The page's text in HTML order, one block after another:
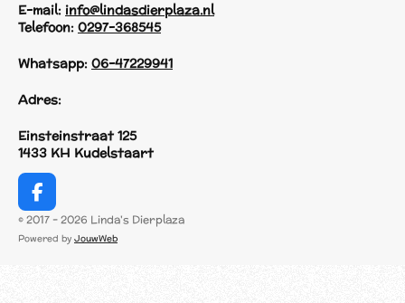
E-mail: info@lindasdierplaza.nl
Telefoon: 0297-368545
Whatsapp: 06-47229941
Adres:
Einsteinstraat 125
1433 KH Kudelstaart
F
a
c
© 2017 - 2026 Linda's Dierplaza
Powered by JouwWeb